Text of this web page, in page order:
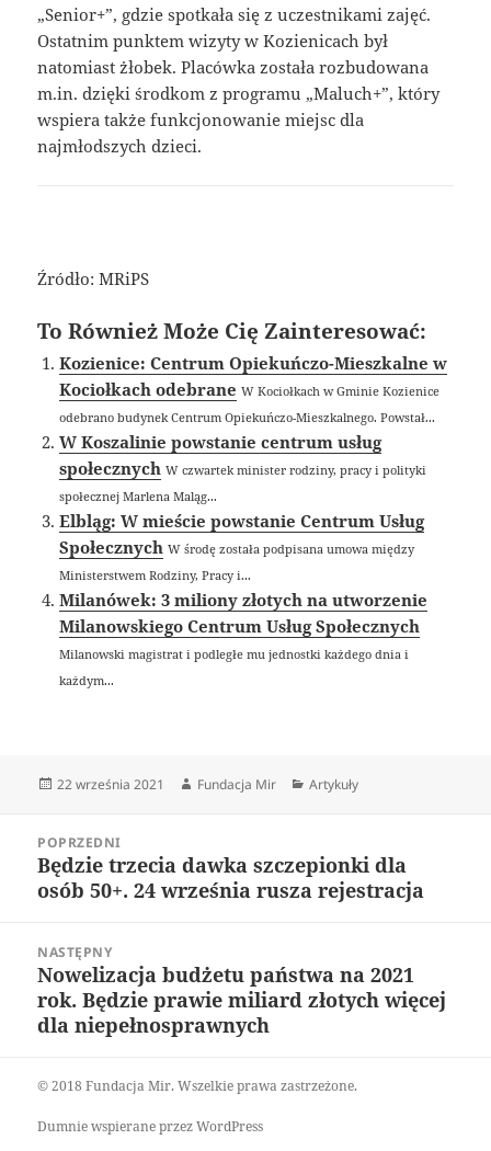
„Senior+”, gdzie spotkała się z uczestnikami zajęć.
Ostatnim punktem wizyty w Kozienicach był
natomiast żłobek. Placówka została rozbudowana
m.in. dzięki środkom z programu „Maluch+”, który
wspiera także funkcjonowanie miejsc dla
najmłodszych dzieci.
Źródło: MRiPS
To Również Może Cię Zainteresować:
Kozienice: Centrum Opiekuńczo-Mieszkalne w
Kociołkach odebrane W Kociołkach w Gminie Kozienice
odebrano budynek Centrum Opiekuńczo-Mieszkalnego. Powstał...
W Koszalinie powstanie centrum usług
społecznych W czwartek minister rodziny, pracy i polityki
społecznej Marlena Maląg...
Elbląg: W mieście powstanie Centrum Usług
Społecznych W środę została podpisana umowa między
Ministerstwem Rodziny, Pracy i...
Milanówek: 3 miliony złotych na utworzenie
Milanowskiego Centrum Usług Społecznych
Milanowski magistrat i podległe mu jednostki każdego dnia i
każdym...
Data
22 września 2021 Autor
Fundacja Mir Kategorie
Artykuły
wpisuPOPRZEDNI
Poprzedni
wpis:
Będzie trzecia dawka szczepionki dla
osób 50+. 24 września rusza rejestracja
NASTĘPNY
Następny
wpis:
Nowelizacja budżetu państwa na 2021
rok. Będzie prawie miliard złotych więcej
dla niepełnosprawnych
© 2018 Fundacja Mir. Wszelkie prawa zastrzeżone.
Dumnie wspierane przez WordPress